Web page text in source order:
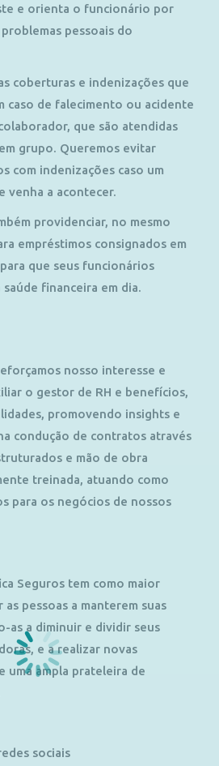
e orienta o funcionário por
pessoais do
coberturas e indenizações que
caso de falecimento ou acidente
que são atendidas
grupo. Queremos evitar
com indenizações caso um
venha a acontecer.
providenciar, no mesmo
empréstimos consignados em
que seus funcionários
financeira em dia.
nosso interesse e
o gestor de RH e benefícios,
promovendo insights e
condução de contratos através
e mão de obra
treinada, atuando como
para os negócios de nossos
Seguros tem como maior
pessoas a manterem suas
as a diminuir e dividir seus
e a realizar novas
uma ampla prateleira de
sociais